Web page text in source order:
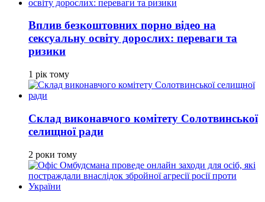
Вплив безкоштовних порно відео на
сексуальну освіту дорослих: переваги та
ризики
1 рік тому
Склад виконавчого комітету Солотвинської
селищної ради
2 роки тому